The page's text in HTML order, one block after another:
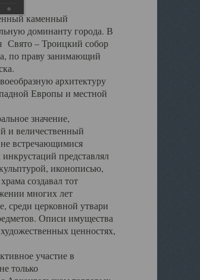
каменный
доминанту города. В
Свято – Троицкий собор
по праву занимающий
архитектуру
Европы и местной
значение,
и величественный
встречающимися
представлял
иконописью,
создавал тот
многих лет
среди церковной утвари
Описи имущества
ценностях,
участие в
только